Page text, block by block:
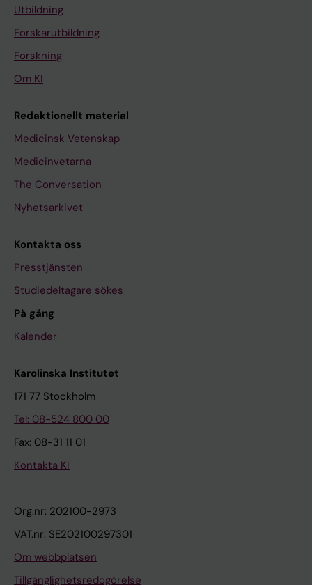
Utbildning
Forskarutbildning
Forskning
Om KI
Redaktionellt material
Medicinsk Vetenskap
Medicinvetarna
The Conversation
Nyhetsarkivet
Kontakta oss
Presstjänsten
Studiedeltagare sökes
På gång
Kalender
Karolinska Institutet
171 77 Stockholm
Tel: 08-524 800 00
Fax: 08-31 11 01
Kontakta KI
Org.nr: 202100-2973
VAT.nr: SE202100297301
Om webbplatsen
Tillgänglighetsredogörelse